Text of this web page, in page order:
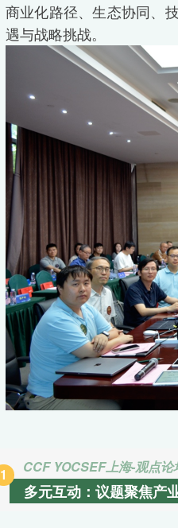
商业化路径、生态协同、
遇与战略挑战。
1 CCF YOCSEF上海-观点论
多元互动：议题聚焦产